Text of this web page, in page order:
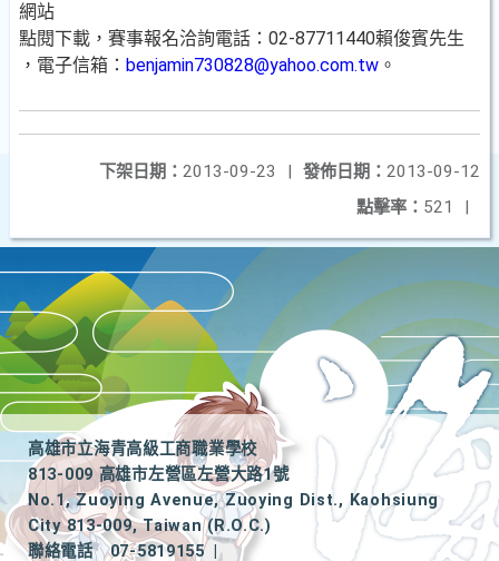
網站
點閱下載，賽事報名洽詢電話：02-87711440賴俊賓先生
，電子信箱： benjamin730828@yahoo.com.tw 。
發佈日期： 2013-09-12
下架日期： 2013-09-23
|
點擊率： 521 |
高雄市立海青高級工商職業學校
813-009 高雄市左營區左營大路1號
No.1, Zuoying Avenue, Zuoying Dist., Kaohsiung
City 813-009, Taiwan (R.O.C.)
聯絡電話
07-5819155
|